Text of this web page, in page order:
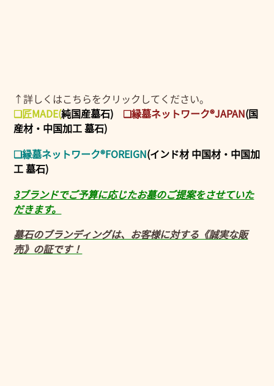
↑詳しくはこちらをクリックしてください。
❑匠MADE(純国産墓石) ❑縁墓ネットワーク®JAPAN(国
産材・中国加工 墓石)
❑縁墓ネットワーク®FOREIGN(インド材 中国材・中国加
工 墓石)
3ブランドでご予算に応じたお墓のご提案をさせていた
だきます。
墓石のブランディングは、お客様に対する《誠実な販
売》の証です！